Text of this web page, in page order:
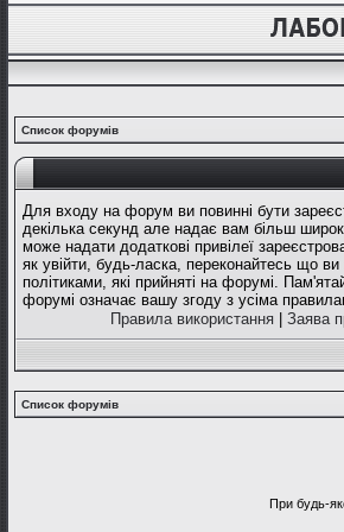
Список форумів
Для входу на форум ви повинні бути
декілька секунд але надає вам більш
може надати додаткові привілеї
як увійти, будь-ласка, переконайтесь що
політиками, які прийняті на форумі.
форумі означає вашу згоду з усіма
Правила використання
Заява
Список форумів
При будь-